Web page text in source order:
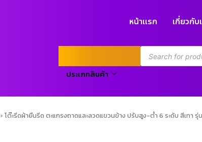
หน้าแรก เกี่ยวกับ
ประเภทสินค้า
› โต๊ะรีดผ้ายืนรีด ตะแกรงถาดและลวดแขวนข้าง ปรับสูง-ต่ำ 6 ระดับ สีเทา รุ่